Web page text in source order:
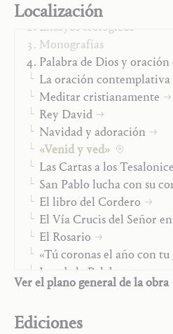
Localización
Trilogía
Ensayos teológicos
Monografías
Palabra de Dios y
La oración contemplativa
Meditar cristianamente
Rey David
Navidad y adoración
«Venid y ved»
Las Cartas a los
San Pablo lucha con su
El libro del Cordero
El Vía Crucis del Señor
El Rosario
«Tú coronas el año con tu
Luz de la Palabra
Tú tienes palabras de vida
Vida cristiana
Ver el plano general de la obra
Ediciones